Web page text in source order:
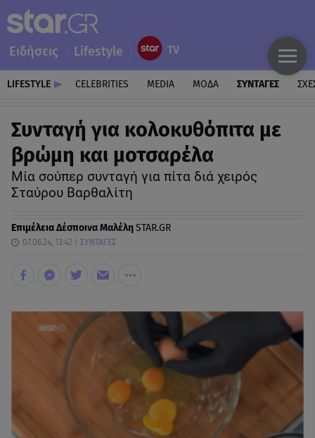
Ειδήσεις Lifestyle
LIFESTYLE CELEBRITIES MEDIA ΜΟΔΑ ΣΥΝΤΑΓΕΣ
Συνταγή για κολοκυθόπιτα με
βρώμη και μοτσαρέλα
Μία σούπερ συνταγή για πίτα διά χειρός
Σταύρου Βαρθαλίτη
ΕπιμέλειαΔέσποινα ΜαλέληSTAR.GR
07.06.24, 13:42 ΣΥΝΤΑΓΕΣ